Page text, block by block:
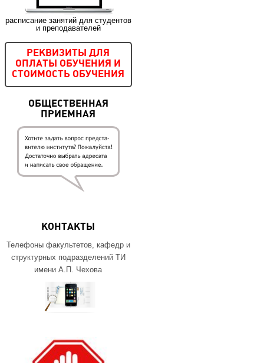
расписание занятий для студентов
и преподавателей
РЕКВИЗИТЫ ДЛЯ
ОПЛАТЫ ОБУЧЕНИЯ И
СТОИМОСТЬ ОБУЧЕНИЯ
ОБЩЕСТВЕННАЯ
ПРИЕМНАЯ
КОНТАКТЫ
Телефоны факультетов, кафедр и
структурных подразделений ТИ
имени А.П. Чехова